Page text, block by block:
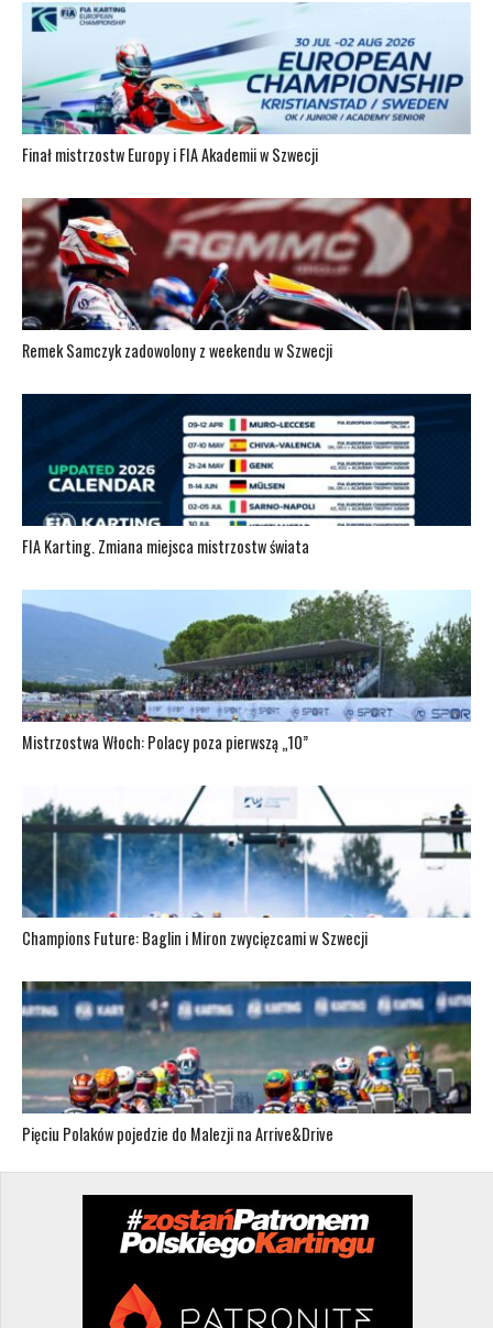
Finał mistrzostw Europy i FIA Akademii w Szwecji
Remek Samczyk zadowolony z weekendu w Szwecji
FIA Karting. Zmiana miejsca mistrzostw świata
Mistrzostwa Włoch: Polacy poza pierwszą „10”
Champions Future: Baglin i Miron zwycięzcami w Szwecji
Pięciu Polaków pojedzie do Malezji na Arrive&Drive